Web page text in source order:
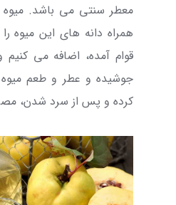
معطر سنتی می باشد.
همراه دانه های این میوه
قوام آمده، اضافه می
جوشیده و عطر و طعم
کرده و پس از سرد شدن،